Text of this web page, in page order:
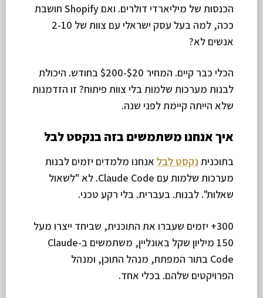
הכנסות של מיליארדי דולרים. ואם Shopify חושבת
ככה, למה בעל עסק ישראלי עם צוות של 2-10
אנשים לא?
הכלי כבר קיים. המחיר $20-$200 בחודש. היכולת
לבנות מערכות שלמות בלי צוות פיתוח? זו הזדמנות
שלא הייתה קיימת לפני שנה.
איך אנחנו משתמשים בזה בנקסט לבל
בתוכנית נקסט לבל אנחנו מלמדים יזמים לבנות
מערכות שלמות עם Claude Code. לא "לשאול
שאלות". לבנות. בעברית. בלי רקע טכני.
300+ יזמים שעברו את התוכנית, שביחד ייצרו מעל
150 מיליון שקל באונליין, משתמשים ב-Claude
Code בתור המפתח, מנהל התוכן, ומנהל
הפרויקטים שלהם. בכלי אחד.